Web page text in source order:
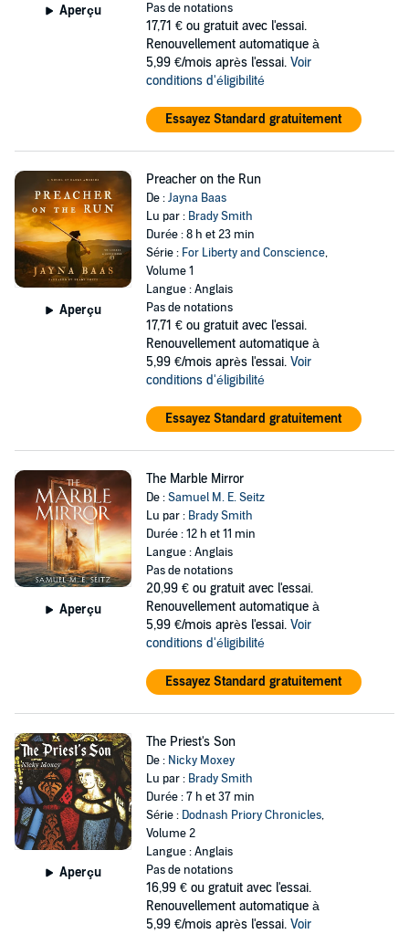
Aperçu
Pas de notations
17,71 € ou gratuit avec l'essai.
Renouvellement automatique à
5,99 €/mois après l'essai. Voir
conditions d'éligibilité
Essayez Standard gratuitement
Aperçu
Preacher on the Run
De :Jayna Baas
Lu par : Brady Smith
Durée : 8 h et 23 min
Série : For Liberty and Conscience,
Volume 1
Langue : Anglais
Pas de notations
17,71 € ou gratuit avec l'essai.
Renouvellement automatique à
5,99 €/mois après l'essai. Voir
conditions d'éligibilité
Essayez Standard gratuitement
Aperçu
The Marble Mirror
De :Samuel M. E. Seitz
Lu par : Brady Smith
Durée : 12 h et 11 min
Langue : Anglais
Pas de notations
20,99 € ou gratuit avec l'essai.
Renouvellement automatique à
5,99 €/mois après l'essai. Voir
conditions d'éligibilité
Essayez Standard gratuitement
Aperçu
The Priest's Son
De : Nicky Moxey
Lu par : Brady Smith
Durée : 7 h et 37 min
Série : Dodnash Priory Chronicles,
Volume 2
Langue : Anglais
Pas de notations
16,99 € ou gratuit avec l'essai.
Renouvellement automatique à
5,99 €/mois après l'essai. Voir